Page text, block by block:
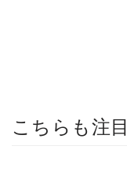
こちらも注目